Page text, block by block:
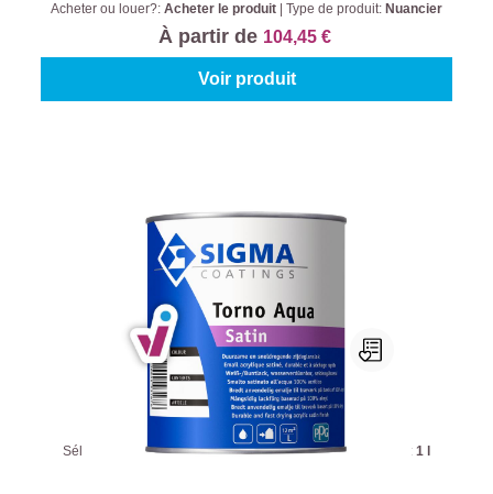
Acheter ou louer?: Acheter le produit Type de produit: Nuancier
À partir de 104,45 €
Voir produit
Sigma Torno Aqua Satin
Sélectionnez votre couleur:Teintes à mélanger Contenu: 1 l